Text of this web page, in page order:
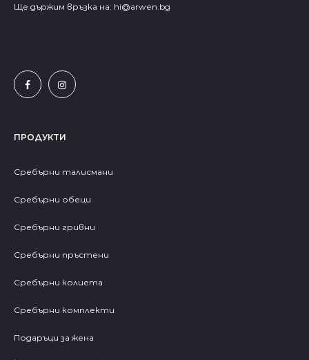
Ще държим връзка на: hi@arwen.bg
ПРОДУКТИ
Сребърни талисмани
Сребърни обеци
Сребърни гривни
Сребърни пръстени
Сребърни колиета
Сребърни комплекти
Подаръци за жена